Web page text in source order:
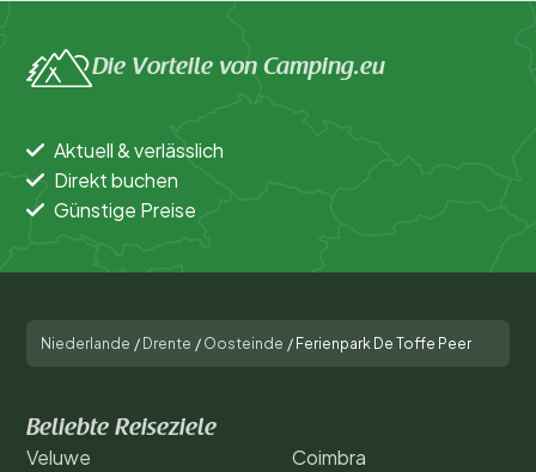
Die Vorteile von Camping.eu
Aktuell & verlässlich
Direkt buchen
Günstige Preise
Niederlande / Drente / Oosteinde / Ferienpark De Toffe Peer
Beliebte Reiseziele
Veluwe
Coimbra